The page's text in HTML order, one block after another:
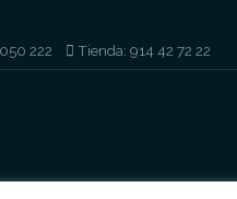
222 Tienda: 914 42 72 22